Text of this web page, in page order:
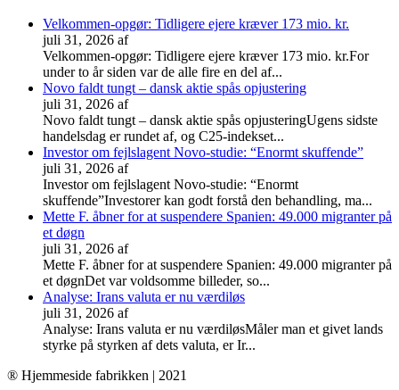
Velkommen-opgør: Tidligere ejere kræver 173 mio. kr.
juli 31, 2026 af
Velkommen-opgør: Tidligere ejere kræver 173 mio. kr.For
under to år siden var de alle fire en del af...
Novo faldt tungt – dansk aktie spås opjustering
juli 31, 2026 af
Novo faldt tungt – dansk aktie spås opjusteringUgens sidste
handelsdag er rundet af, og C25-indekset...
Investor om fejlslagent Novo-studie: “Enormt skuffende”
juli 31, 2026 af
Investor om fejlslagent Novo-studie: “Enormt
skuffende”Investorer kan godt forstå den behandling, ma...
Mette F. åbner for at suspen­dere Spanien: 49.000 migranter på
et døgn
juli 31, 2026 af
Mette F. åbner for at suspen­dere Spanien: 49.000 migranter på
et døgnDet var voldsomme billeder, so...
Analyse: Irans valuta er nu værdiløs
juli 31, 2026 af
Analyse: Irans valuta er nu værdiløsMåler man et givet lands
styrke på styrken af dets valuta, er Ir...
® Hjemmeside fabrikken | 2021